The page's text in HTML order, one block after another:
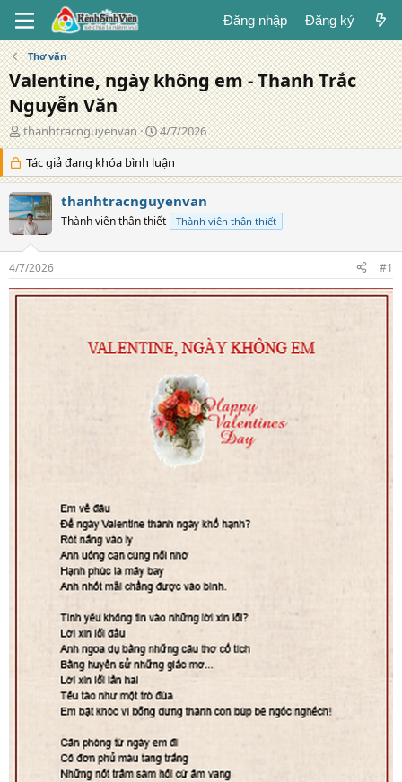
Đăng nhập Đăng ký
Thơ văn
Valentine, ngày không em - Thanh Trắc
Nguyễn Văn
T
á
c
g
i
ả
thanhtracnguyenvan
N
g
à
y
ă
n
4/7/2026
Tác giả đang khóa bình luận
thanhtracnguyenvan
Thành viên thân thiết Thành viên thân thiết
4/7/2026 #1